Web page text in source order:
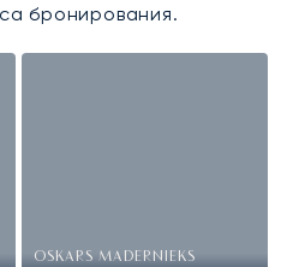
бронирования.
OSKARS MADERNIEKS